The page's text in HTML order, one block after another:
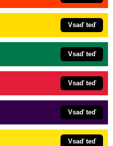
Vsaď teď
Vsaď teď
Vsaď teď
Vsaď teď
Vsaď teď